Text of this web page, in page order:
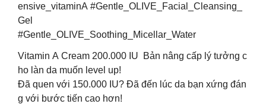
ensive_vitaminA #Gentle_OLIVE_Facial_Cleansing_
Gel
#Gentle_OLIVE_Soothing_Micellar_Water
Vitamin A Cream 200.000 IU Bản nâng cấp lý tưởng c
ho làn da muốn level up!
Đã quen với 150.000 IU? Đã đến lúc da bạn xứng đán
g với bước tiến cao hơn!